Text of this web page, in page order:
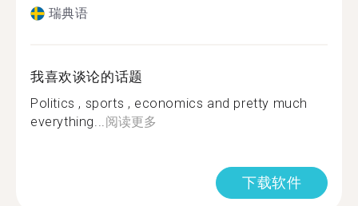
瑞典语
我喜欢谈论的话题
Politics , sports , economics and pretty much
everything...阅读更多
下载软件